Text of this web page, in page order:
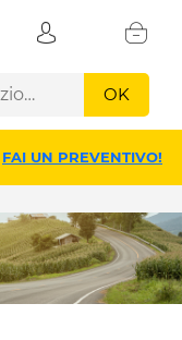
OK
FAI UN PREVENTIVO!